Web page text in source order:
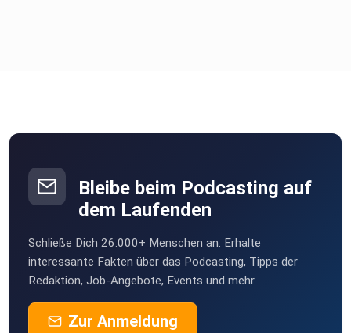
Bleibe beim Podcasting auf
dem Laufenden
Schließe Dich 26.000+ Menschen an. Erhalte
interessante Fakten über das Podcasting, Tipps der
Redaktion, Job-Angebote, Events und mehr.
Zur Anmeldung